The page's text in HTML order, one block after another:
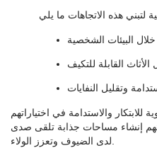
والاستدامة في اختياراتهم
إنشاء مساحات جذابة تلقى صدى